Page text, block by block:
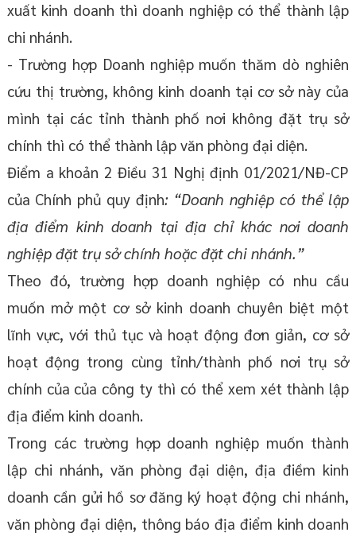
xuất kinh doanh thì doanh nghiệp có thể thành lập
chi nhánh.
- Trường hợp Doanh nghiệp muốn thăm dò nghiên
cứu thị trường, không kinh doanh tại cơ sở này của
mình tại các tỉnh thành phố nơi không đặt trụ sở
chính thì có thể thành lập văn phòng đại diện.
Điểm a khoản 2 Điều 31 Nghị định 01/2021/NĐ-CP
của Chính phủ quy định: “Doanh nghiệp có thể lập
địa điểm kinh doanh tại địa chỉ khác nơi doanh
nghiệp đặt trụ sở chính hoặc đặt chi nhánh.”
Theo đó, trường hợp doanh nghiệp có nhu cầu
muốn mở một cơ sở kinh doanh chuyên biệt một
lĩnh vực, với thủ tục và hoạt động đơn giản, cơ sở
hoạt động trong cùng tỉnh/thành phố nơi trụ sở
chính của của công ty thì có thể xem xét thành lập
địa điểm kinh doanh.
Trong các trường hợp doanh nghiệp muốn thành
lập chi nhánh, văn phòng đại diện, địa điềm kinh
doanh cần gửi hồ sơ đăng ký hoạt động chi nhánh,
văn phòng đại diện, thông báo địa điểm kinh doanh